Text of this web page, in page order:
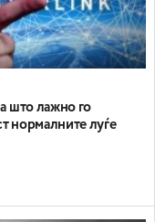
што лажно го
нормалните луѓе